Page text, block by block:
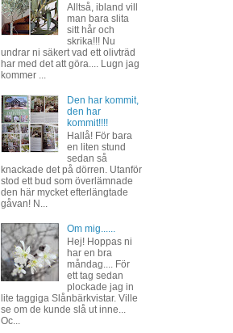
Alltså, ibland vill
man bara slita
sitt hår och
skrika!!! Nu
undrar ni säkert vad ett olivträd
har med det att göra.... Lugn jag
kommer ...
Den har kommit,
den har
kommit!!!!
Hallå! För bara
en liten stund
sedan så
knackade det på dörren. Utanför
stod ett bud som överlämnade
den här mycket efterlängtade
gåvan! N...
Om mig......
Hej! Hoppas ni
har en bra
måndag.... För
ett tag sedan
plockade jag in
lite taggiga Slånbärkvistar. Ville
se om de kunde slå ut inne...
Oc...